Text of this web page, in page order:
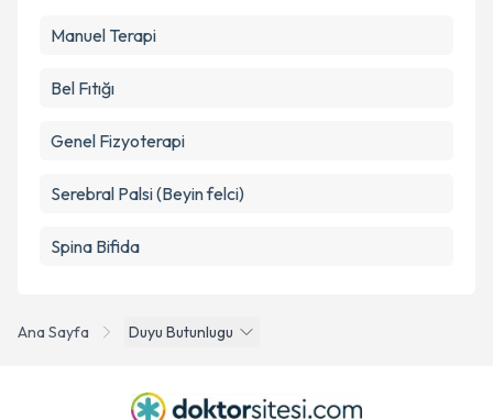
Ana Sayfa Duyu Butunlugu
Manuel Terapi
Bel Fıtığı
Genel Fizyoterapi
Serebral Palsi (Beyin felci)
Spina Bifida